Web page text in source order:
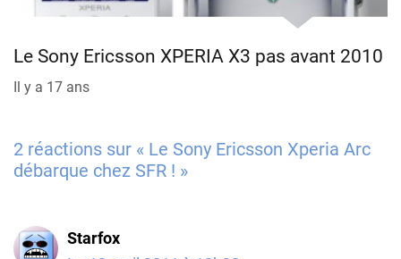
Le Sony Ericsson XPERIA X3 pas avant 2010
Il y a 17 ans
2 réactions sur « Le Sony Ericsson Xperia Arc
débarque chez SFR ! »
Starfox